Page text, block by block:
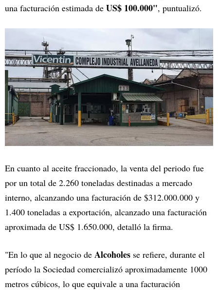
una facturación estimada de US$ 100.000", puntualizó.
En cuanto al aceite fraccionado, la venta del periodo fue
por un total de 2.260 toneladas destinadas a mercado
interno, alcanzando una facturación de $312.000.000 y
1.400 toneladas a exportación, alcanzado una facturación
aproximada de US$ 1.650.000, detalló la firma.
"En lo que al negocio de Alcoholes se refiere, durante el
período la Sociedad comercializó aproximadamente 1000
metros cúbicos, lo que equivale a una facturación